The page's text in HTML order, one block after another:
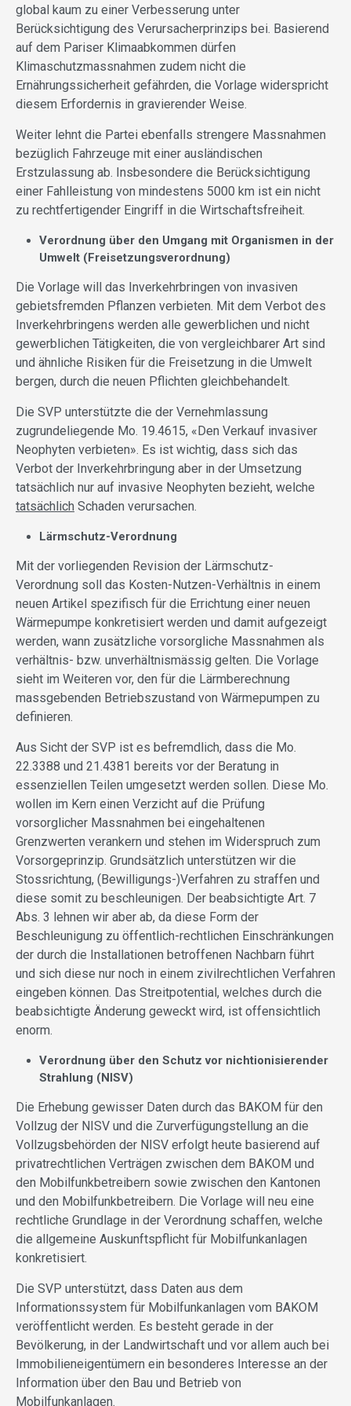
global kaum zu einer Verbesserung unter
Berücksichtigung des Verursacherprinzips bei. Basierend
auf dem Pariser Klimaabkommen dürfen
Klimaschutzmassnahmen zudem nicht die
Ernährungssicherheit gefährden, die Vorlage widerspricht
diesem Erfordernis in gravierender Weise.
Weiter lehnt die Partei ebenfalls strengere Massnahmen
bezüglich Fahrzeuge mit einer ausländischen
Erstzulassung ab. Insbesondere die Berücksichtigung
einer Fahlleistung von mindestens 5000 km ist ein nicht
zu rechtfertigender Eingriff in die Wirtschaftsfreiheit.
Verordnung über den Umgang mit Organismen in der
Umwelt (Freisetzungsverordnung)
Die Vorlage will das Inverkehrbringen von invasiven
gebietsfremden Pflanzen verbieten. Mit dem Verbot des
Inverkehrbringens werden alle gewerblichen und nicht
gewerblichen Tätigkeiten, die von vergleichbarer Art sind
und ähnliche Risiken für die Freisetzung in die Umwelt
bergen, durch die neuen Pflichten gleichbehandelt.
Die SVP unterstützte die der Vernehmlassung
zugrundeliegende Mo. 19.4615, «Den Verkauf invasiver
Neophyten verbieten». Es ist wichtig, dass sich das
Verbot der Inverkehrbringung aber in der Umsetzung
tatsächlich nur auf invasive Neophyten bezieht, welche
tatsächlich Schaden verursachen.
Lärmschutz-Verordnung
Mit der vorliegenden Revision der Lärmschutz-
Verordnung soll das Kosten-Nutzen-Verhältnis in einem
neuen Artikel spezifisch für die Errichtung einer neuen
Wärmepumpe konkretisiert werden und damit aufgezeigt
werden, wann zusätzliche vorsorgliche Massnahmen als
verhältnis- bzw. unverhältnismässig gelten. Die Vorlage
sieht im Weiteren vor, den für die Lärmberechnung
massgebenden Betriebszustand von Wärmepumpen zu
definieren.
Aus Sicht der SVP ist es befremdlich, dass die Mo.
22.3388 und 21.4381 bereits vor der Beratung in
essenziellen Teilen umgesetzt werden sollen. Diese Mo.
wollen im Kern einen Verzicht auf die Prüfung
vorsorglicher Massnahmen bei eingehaltenen
Grenzwerten verankern und stehen im Widerspruch zum
Vorsorgeprinzip. Grundsätzlich unterstützen wir die
Stossrichtung, (Bewilligungs-)Verfahren zu straffen und
diese somit zu beschleunigen. Der beabsichtigte Art. 7
Abs. 3 lehnen wir aber ab, da diese Form der
Beschleunigung zu öffentlich-rechtlichen Einschränkungen
der durch die Installationen betroffenen Nachbarn führt
und sich diese nur noch in einem zivilrechtlichen Verfahren
eingeben können. Das Streitpotential, welches durch die
beabsichtigte Änderung geweckt wird, ist offensichtlich
enorm.
Verordnung über den Schutz vor nichtionisierender
Strahlung (NISV)
Die Erhebung gewisser Daten durch das BAKOM für den
Vollzug der NISV und die Zurverfügungstellung an die
Vollzugsbehörden der NISV erfolgt heute basierend auf
privatrechtlichen Verträgen zwischen dem BAKOM und
den Mobilfunkbetreibern sowie zwischen den Kantonen
und den Mobilfunkbetreibern. Die Vorlage will neu eine
rechtliche Grundlage in der Verordnung schaffen, welche
die allgemeine Auskunftspflicht für Mobilfunkanlagen
konkretisiert.
Die SVP unterstützt, dass Daten aus dem
Informationssystem für Mobilfunkanlagen vom BAKOM
veröffentlicht werden. Es besteht gerade in der
Bevölkerung, in der Landwirtschaft und vor allem auch bei
Immobilieneigentümern ein besonderes Interesse an der
Information über den Bau und Betrieb von
Mobilfunkanlagen.